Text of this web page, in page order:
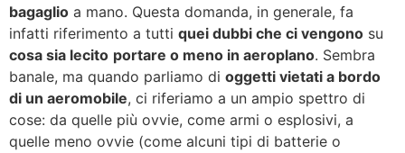
bagaglio a mano. Questa domanda, in generale, fa
infatti riferimento a tutti quei dubbi che ci vengono su
cosa sia lecito portare o meno in aeroplano. Sembra
banale, ma quando parliamo di oggetti vietati a bordo
di un aeromobile, ci riferiamo a un ampio spettro di
cose: da quelle più ovvie, come armi o esplosivi, a
quelle meno ovvie (come alcuni tipi di batterie o